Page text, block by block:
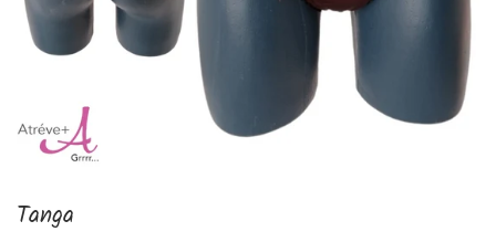
Tanga